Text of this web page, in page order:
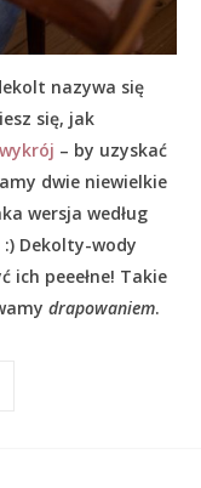
nazywa się
się, jak
– by uzyskać
dwie niewielkie
wersja według
Dekolty-wody
ich peeełne! Takie
drapowaniem.